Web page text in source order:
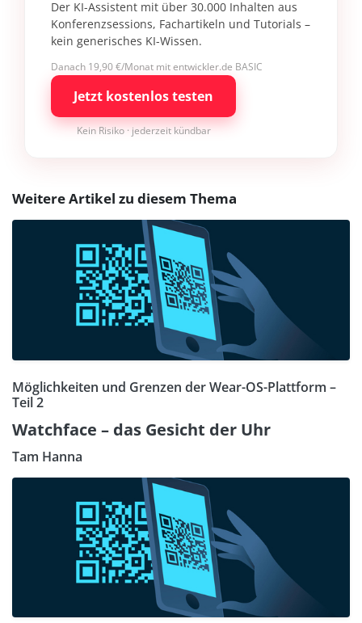
Der KI-Assistent mit über 30.000 Inhalten aus
Konferenzsessions, Fachartikeln und Tutorials –
kein generisches KI-Wissen.
Danach 19,90 €/Monat mit entwickler.de BASIC
Jetzt kostenlos testen
Kein Risiko · jederzeit kündbar
Weitere Artikel zu diesem Thema
Möglichkeiten und Grenzen der Wear-OS-Plattform –
Teil 2
Watchface – das Gesicht der Uhr
Tam Hanna